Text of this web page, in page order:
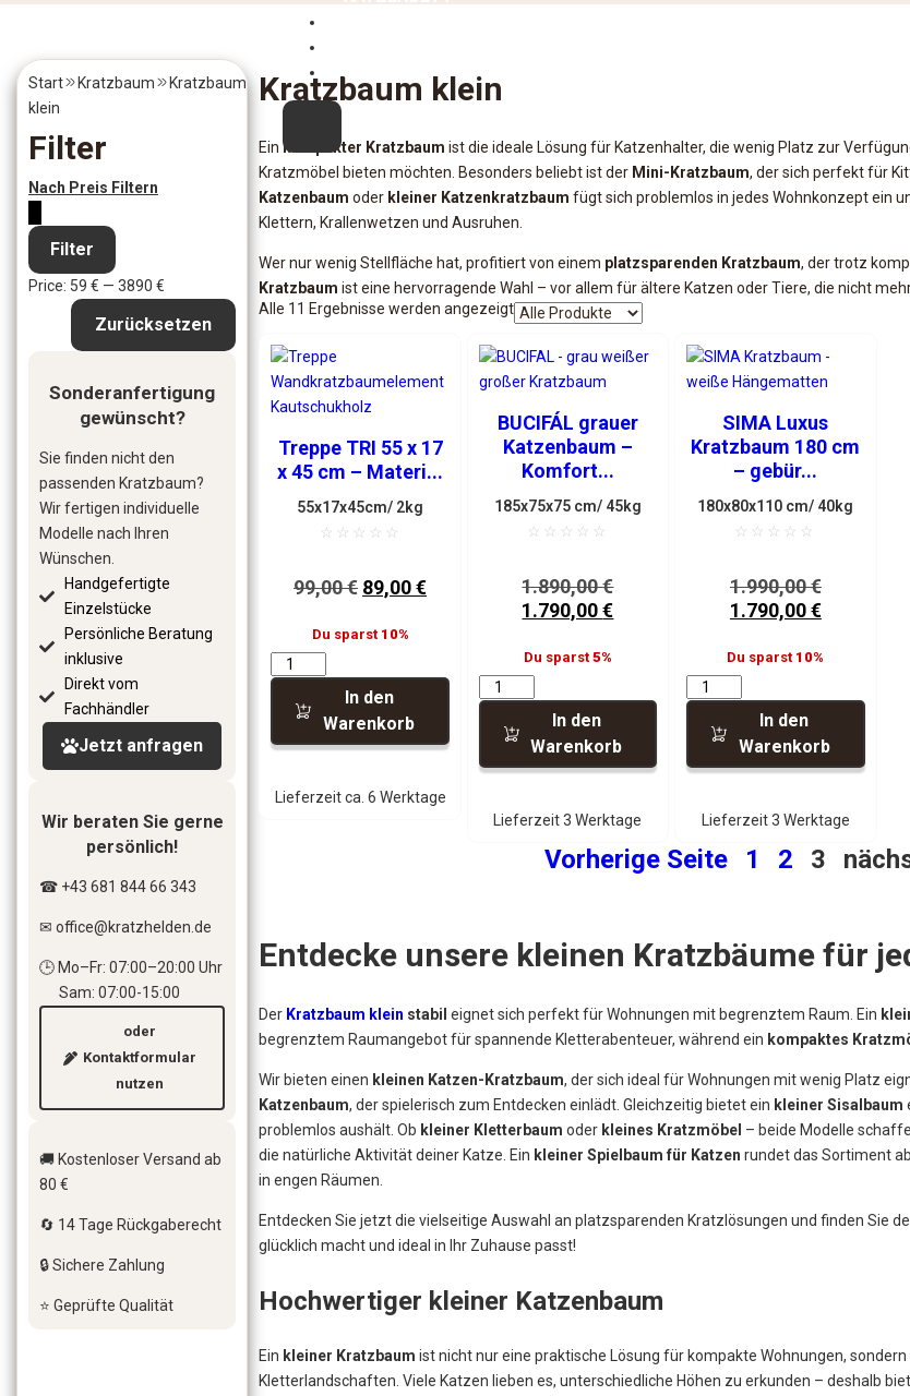
KONTAKT
Start Kratzbaum
Kratzbaum
klein
Filter
Nach Preis Filtern
Filter
Price: 59 € — 3890 €
Zurücksetzen
Sonderanfertigung
gewünscht?
Sie finden nicht den
passenden Kratzbaum?
Wir fertigen individuelle
Modelle nach Ihren
Wünschen.
Handgefertigte
Einzelstücke
Persönliche Beratung
inklusive
Direkt vom
Fachhändler
Jetzt anfragen
Wir beraten Sie gerne
persönlich!
☎ +43 681 844 66 343
✉ office@kratzhelden.de
🕒 Mo–Fr: 07:00–20:00 Uhr
Sam: 07:00-15:00
oder
Kontaktformular
nutzen
🚚 Kostenloser Versand ab
80 €
🔄 14 Tage Rückgaberecht
🔒 Sichere Zahlung
⭐ Geprüfte Qualität
Kratzbaum klein
Einkompakter Kratzbaum ist die ideale Lösung für Katzenhalter, die wenig Platz zur
Kratzmöbel bieten möchten. Besonders beliebt ist der Mini-Kratzbaum, der sich perfekt für
Katzenbaum oder kleiner Katzenkratzbaum fügt sich problemlos in jedes Wohnkonzept ein
Klettern, Krallenwetzen und Ausruhen.
Wer nur wenig Stellfläche hat, profitiert von einem platzsparenden Kratzbaum, der trotz
Kratzbaum ist eine hervorragende Wahl – vor allem für ältere Katzen oder Tiere, die nicht
Alle 11 Ergebnisse werden angezeigt
Treppe TRI 55 x 17
x 45 cm – Materi...
55x17x45cm/ 2kg
☆ ☆ ☆ ☆ ☆
99,00€ 89,00€
Du sparst 10%
In den
Warenkorb
Lieferzeit ca. 6 Werktage
BUCIFÁL grauer
Katzenbaum –
Komfort...
185x75x75 cm/ 45kg
☆ ☆ ☆ ☆ ☆
1.890,00€
1.790,00€
Du sparst 5%
In den
Warenkorb
Lieferzeit 3 Werktage
SIMA Luxus
Kratzbaum 180 cm
– gebür...
180x80x110 cm/ 40kg
☆ ☆ ☆ ☆ ☆
1.990,00€
1.790,00€
Du sparst 10%
In den
Warenkorb
Lieferzeit 3 Werktage
Vorherige Seite 1 2 3
Entdecke unsere kleinen Kratzbäume für
Der Kratzbaum klein stabil eignet sich perfekt für Wohnungen mit begrenztem Raum. Ein
begrenztem Raumangebot für spannende Kletterabenteuer, während ein kompaktes
Wir bieten einen kleinen Katzen-Kratzbaum, der sich ideal für Wohnungen mit wenig Platz
Katzenbaum, der spielerisch zum Entdecken einlädt. Gleichzeitig bietet ein kleiner Sisalbaum
problemlos aushält. Ob kleiner Kletterbaum oder kleines Kratzmöbel – beide Modelle
die natürliche Aktivität deiner Katze. Ein kleiner Spielbaum für Katzen rundet das Sortiment
in engen Räumen.
Entdecken Sie jetzt die vielseitige Auswahl an platzsparenden Kratzlösungen und finden Sie
glücklich macht und ideal in Ihr Zuhause passt!
Hochwertiger kleiner Katzenbaum
Ein kleiner Kratzbaum ist nicht nur eine praktische Lösung für kompakte Wohnungen,
Kletterlandschaften. Viele Katzen lieben es, unterschiedliche Höhen zu erkunden – deshalb